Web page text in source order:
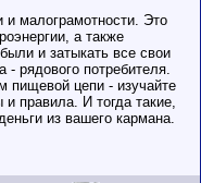
и малограмотности. Это
а также
и затыкать все свои
- рядового потребителя.
пищевой цепи - изучайте
правила. И тогда такие,
из вашего кармана.